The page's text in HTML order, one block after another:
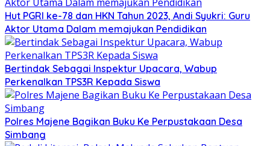
Hut PGRI ke-78 dan HKN Tahun 2023, Andi Syukri: Guru
Aktor Utama Dalam memajukan Pendidikan
Bertindak Sebagai Inspektur Upacara, Wabup
Perkenalkan TPS3R Kepada Siswa
Polres Majene Bagikan Buku Ke Perpustakaan Desa
Simbang